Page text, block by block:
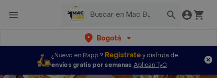
Bogotá
¿Nuevo en Rappi? Regístratey disfruta de
envíos gratis por semanas Aplican TyC